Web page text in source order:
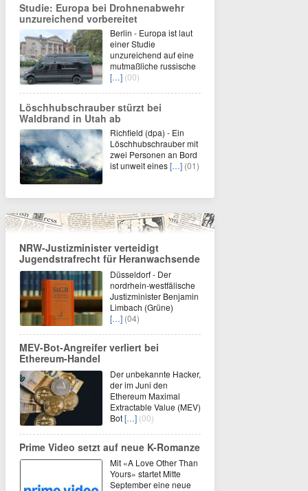
Studie: Europa bei Drohnenabwehr
unzureichend vorbereitet
Berlin - Europa ist laut
einer Studie
unzureichend auf eine
mutmaßliche russische
[…] (00)
Löschhubschrauber stürzt bei
Waldbrand in Utah ab
Richfield (dpa) - Ein
Löschhubschrauber mit
zwei Personen an Bord
ist unweit eines[…] (01)
NRW-Justizminister verteidigt
Jugendstrafrecht für Heranwachsende
Düsseldorf - Der
nordrhein-westfälische
Justizminister Benjamin
Limbach (Grüne)
[…] (04)
MEV-Bot-Angreifer verliert bei
Ethereum-Handel
Der unbekannte Hacker,
der im Juni den
Ethereum Maximal
Extractable Value (MEV)
Bot[…] (00)
Prime Video setzt auf neue K-Romanze
Mit «A Love Other Than
Yours» startet Mitte
September eine neue